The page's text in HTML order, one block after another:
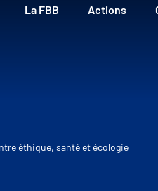
La FBB Actions
éthique, santé et écologie